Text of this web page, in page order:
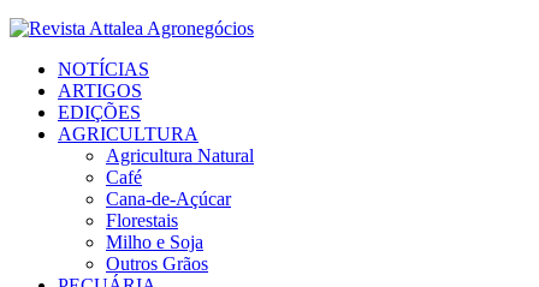
NOTÍCIAS
ARTIGOS
EDIÇÕES
AGRICULTURA
Agricultura Natural
Café
Cana-de-Açúcar
Florestais
Milho e Soja
Outros Grãos